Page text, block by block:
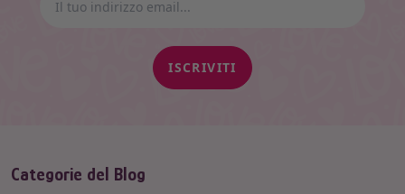
ISCRIVITI
Categorie del Blog